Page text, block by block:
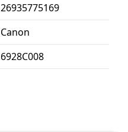
26935775169
Canon
6928C008